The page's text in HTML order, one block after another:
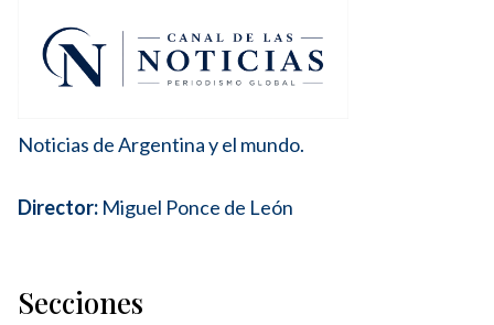
Noticias de Argentina y el mundo.
Director: Miguel Ponce de León
Secciones